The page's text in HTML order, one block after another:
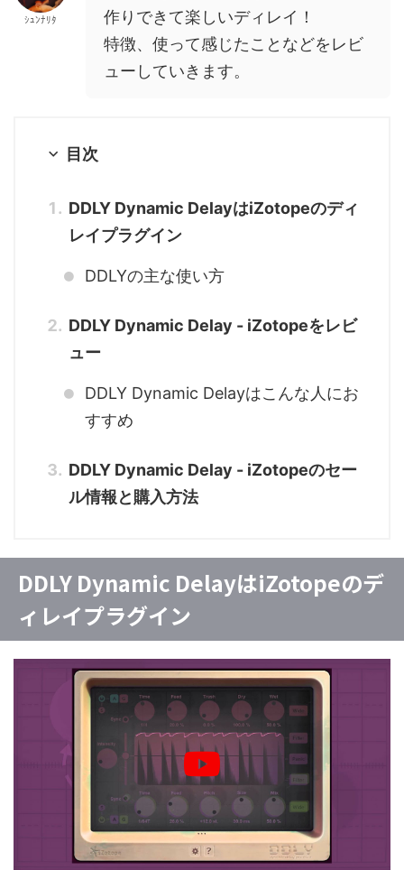
ｼｭﾝﾅﾘﾀ
作りできて楽しいディレイ！
特徴、使って感じたことなどをレビ
ューしていきます。
目次
DDLY Dynamic DelayはiZotopeのディ
レイプラグイン
DDLYの主な使い方
DDLY Dynamic Delay - iZotopeをレビ
ュー
DDLY Dynamic Delayはこんな人にお
すすめ
DDLY Dynamic Delay - iZotopeのセー
ル情報と購入方法
DDLY Dynamic DelayはiZotopeのデ
ィレイプラグイン